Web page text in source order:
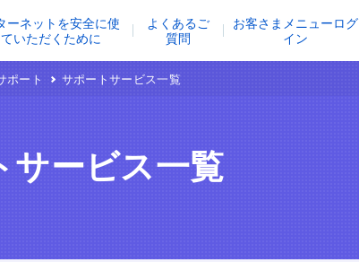
ーネットを安全に使
いただくために
よくあるご
質問
お客さまメニューログ
イン
ポート サポートサービス一覧
サービス一覧